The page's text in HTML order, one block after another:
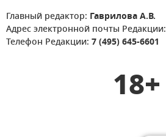
Главный редактор: Гаврилова А.В.
Адрес электронной почты Редакции:
Телефон Редакции: 7 (495) 645-6601
18+